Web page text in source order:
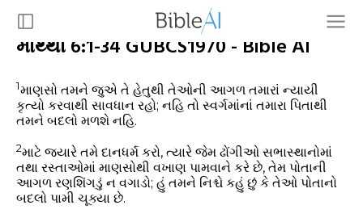
માથ્થી 6:1-34 GUBCS1970 - Bible AI
1માણસો તમને જુએ તે હેતુથી તેઓની આગળ તમારાં ન્યાયી
કૃત્યો કરવાથી સાવધાન રહો; નહિ તો સ્વર્ગમાંનાં તમારા પિતાથી
તમને બદલો મળશે નહિ.
2માટે જયારે તમે દાનધર્મ કરો, ત્યારે જેમ ઢોંગીઓ સભાસ્થાનોમાં
તથા રસ્તાઓમાં માણસોથી વખાણ પામવાને કરે છે, તેમ પોતાની
આગળ રણશિંગડું ન વગાડો; હું તમને નિશ્ચે કહું છું કે તેઓ પોતાનો
બદલો પામી ચૂક્યા છે.